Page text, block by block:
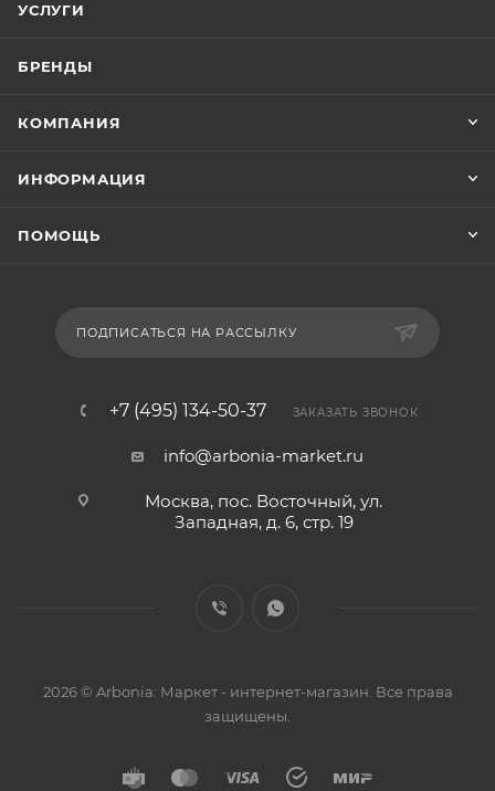
УСЛУГИ
БРЕНДЫ
КОМПАНИЯ
ИНФОРМАЦИЯ
ПОМОЩЬ
ПОДПИСАТЬСЯ НА РАССЫЛКУ
+7 (495) 134-50-37 ЗАКАЗАТЬ ЗВОНОК
info@arbonia-market.ru
Москва, пос. Восточный, ул.
Западная, д. 6, стр. 19
2026 © Arbonia: Маркет - интернет-магазин. Все права
защищены.